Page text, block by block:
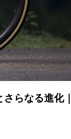
さらなる進化